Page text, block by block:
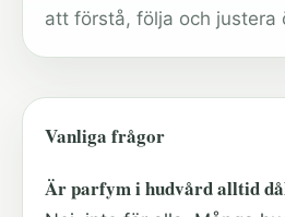
att förstå, följa och justera
Vanliga frågor
Är parfym i hudvård alltid